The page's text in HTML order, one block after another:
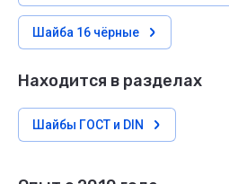
Шайба 16 чёрные
Находится в разделах
Шайбы ГОСТ и DIN